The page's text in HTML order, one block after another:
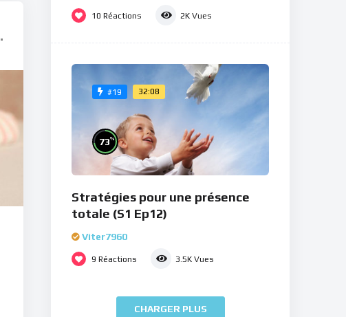
10 Réactions 2K Vues
#19 32:08
73%
Stratégies pour une présence
totale (S1 Ep12)
Viter7960
9 Réactions 3.5K Vues
CHARGER PLUS